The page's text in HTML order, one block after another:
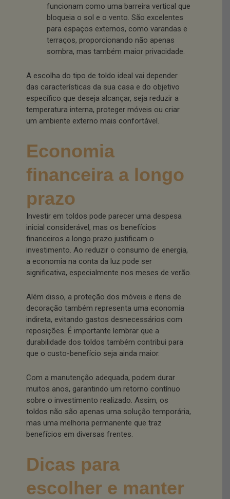
funcionam como uma barreira vertical que
bloqueia o sol e o vento. São excelentes
para espaços externos, como varandas e
terraços, proporcionando não apenas
sombra, mas também maior privacidade.
A escolha do tipo de toldo ideal vai depender
das características da sua casa e do objetivo
específico que deseja alcançar, seja reduzir a
temperatura interna, proteger móveis ou criar
um ambiente externo mais confortável.
Economia
financeira a longo
prazo
Investir em toldos pode parecer uma despesa
inicial considerável, mas os benefícios
financeiros a longo prazo justificam o
investimento. Ao reduzir o consumo de energia,
a economia na conta da luz pode ser
significativa, especialmente nos meses de verão.
Além disso, a proteção dos móveis e itens de
decoração também representa uma economia
indireta, evitando gastos desnecessários com
reposições. É importante lembrar que a
durabilidade dos toldos também contribui para
que o custo-benefício seja ainda maior.
Com a manutenção adequada, podem durar
muitos anos, garantindo um retorno contínuo
sobre o investimento realizado. Assim, os
toldos não são apenas uma solução temporária,
mas uma melhoria permanente que traz
benefícios em diversas frentes.
Dicas para
escolher e manter